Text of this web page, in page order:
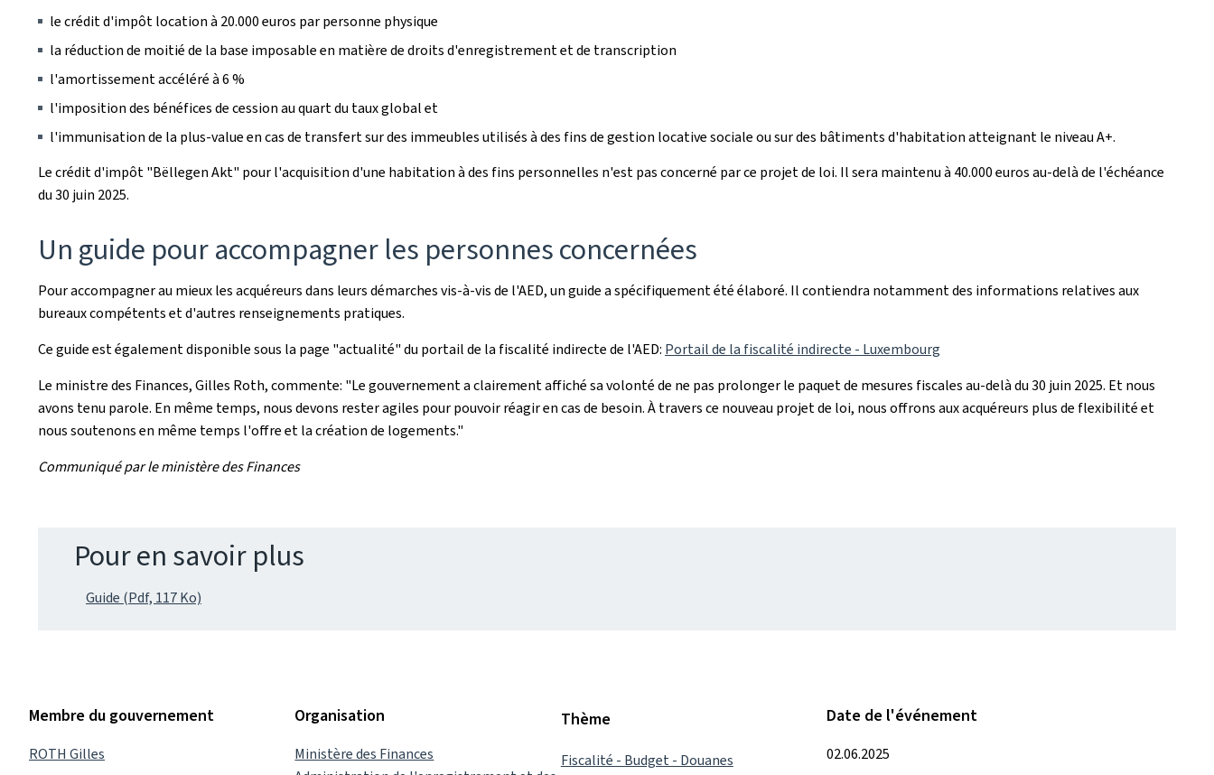
le crédit d'impôt location à 20.000 euros par personne physique
la réduction de moitié de la base imposable en matière de droits d'enregistrement et de transcription
l'amortissement accéléré à 6 %
l'imposition des bénéfices de cession au quart du taux global et
l'immunisation de la plus-value en cas de transfert sur des immeubles utilisés à des fins de gestion locative sociale ou sur des bâtiments d'habitation atteignant le niveau A+.
Le crédit d'impôt "Bëllegen Akt" pour l'acquisition d'une habitation à des fins personnelles n'est pas concerné par ce projet de loi. Il sera maintenu à 40.000 euros au-delà de l'échéance
du 30 juin 2025.
Un guide pour accompagner les personnes concernées
Pour accompagner au mieux les acquéreurs dans leurs démarches vis-à-vis de l'AED, un guide a spécifiquement été élaboré. Il contiendra notamment des informations relatives aux
bureaux compétents et d'autres renseignements pratiques.
Ce guide est également disponible sous la page "actualité" du portail de la fiscalité indirecte de l'AED: Portail de la fiscalité indirecte - Luxembourg
Le ministre des Finances, Gilles Roth, commente: "Le gouvernement a clairement affiché sa volonté de ne pas prolonger le paquet de mesures fiscales au-delà du 30 juin 2025. Et nous
avons tenu parole. En même temps, nous devons rester agiles pour pouvoir réagir en cas de besoin. À travers ce nouveau projet de loi, nous offrons aux acquéreurs plus de flexibilité et
nous soutenons en même temps l'offre et la création de logements."
Communiqué par le ministère des Finances
Pour en savoir plus
Guide (Pdf, 117 Ko)
Membre du gouvernement
ROTH Gilles
Organisation
Ministère des Finances
Thème
Fiscalité - Budget - Douanes
Date de l'événement
02.06.2025